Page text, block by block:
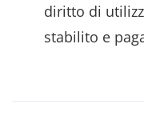
diritto di
stabilito e